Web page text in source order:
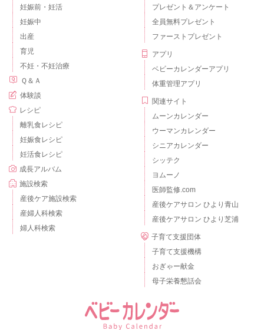
妊娠前・妊活
妊娠中
出産
育児
不妊・不妊治療
Ｑ＆Ａ
体験談
レシピ
離乳食レシピ
妊娠食レシピ
妊活食レシピ
成長アルバム
施設検索
産後ケア施設検索
産婦人科検索
婦人科検索
プレゼント＆アンケート
全員無料プレゼント
ファーストプレゼント
アプリ
ベビーカレンダーアプリ
体重管理アプリ
関連サイト
ムーンカレンダー
ウーマンカレンダー
シニアカレンダー
シッテク
ヨムーノ
医師監修.com
産後ケアサロン ひより青山
産後ケアサロン ひより芝浦
子育て支援団体
子育て支援機構
おぎゃー献金
母子栄養懇話会